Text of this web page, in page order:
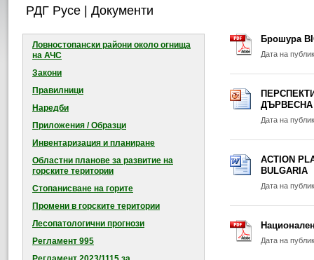
РДГ Русе | Документи
Ловностопански райони около огнищa
на АЧС
Закони
Правилници
Наредби
Приложения / Образци
Инвентаризация и планиране
Областни планове за развитие на
горските територии
Стопанисване на горите
Промени в горските територии
Лесопатологични прогнози
Регламент 995
Брошура
Дата на
Дата на
ACTION
BULGARIA
Дата на
Дата на